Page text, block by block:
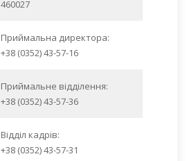
460027
Приймальна директора:
+38 (0352) 43-57-16
Приймальне відділення:
+38 (0352) 43-57-36
Відділ кадрів:
+38 (0352) 43-57-31